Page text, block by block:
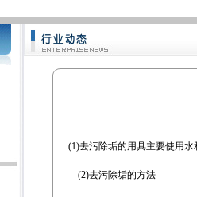
(1)去污除垢的用具主要使用
(2)去污除垢的方法